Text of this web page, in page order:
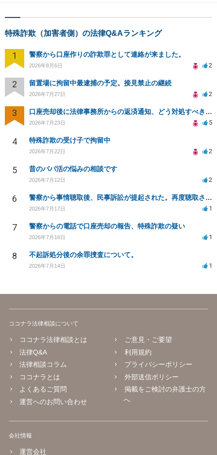
特殊詐欺（加害者側）の法律Q&Aランキング
1 警察から口座作りの詐欺罪として連絡が来ました。
2026年8月6日 2
2 留置場に拘留中最逮捕の予定。接見禁止の継続
2026年7月27日 2
3 口座売却後に法律事務所からの返済通知、どう対処すべきか？
2026年7月23日 5
4 特殊詐欺の受け子で拘留中
2026年7月22日 2
5 昔のパパ活の悩みの相談です
2026年7月12日 2
6 警察から事情聴取後、民事訴訟が提起された。再度聴取される可能性は？
2026年7月17日 1
7 警察からの電話で口座売却の報告、特殊詐欺の疑い
2026年7月16日 1
8 不起訴処分後の余罪捜査について。
2026年7月14日 1
ココナラ法律相談について
ココナラ法律相談とは
法律Q&A
法律相談コラム
ココナラとは
よくあるご質問
運営へのお問い合わせ
ご意見・ご要望
利用規約
プライバシーポリシー
外部送信ポリシー
掲載をご検討の弁護士の方
へ
会社情報
運営会社